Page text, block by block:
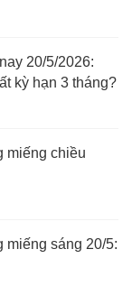
20/5/2026:
kỳ hạn 3 tháng?
miếng chiều
miếng sáng 20/5: